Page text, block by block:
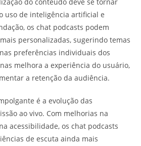
do conteúdo deve se tornar
uso de inteligência artificial e
os chat podcasts podem
personalizadas, sugerindo temas
preferências individuais dos
melhora a experiência do usuário,
a retenção da audiência.
é a evolução das
ao vivo. Com melhorias na
acessibilidade, os chat podcasts
de escuta ainda mais